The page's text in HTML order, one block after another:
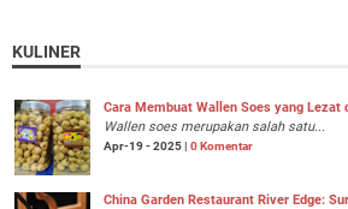
KULINER
Cara Membuat Wallen Soes yang Lezat
Wallen soes merupakan salah satu...
Apr-19 - 2025 | 0 Komentar
China Garden Restaurant River Edge: